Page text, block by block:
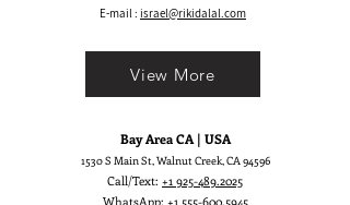
E-mail : israel@rikidalal.com
Bay Area CA | USA
1530 S Main St, Walnut Creek, CA 94596
Call/Text: +1 925-489.2025
WhatsApp: +1 555-600.5945
View More